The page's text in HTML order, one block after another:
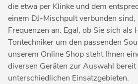
die etwa per Klinke und dem
einem DJ-Mischpult verbunden sind,
Frequenzen an. Egal, ob Sie sich als
Tontechniker um den passenden
unserem Online Shop steht Ihnen
diversen Geräten zur Auswahl
unterschiedlichen Einsatzgebieten.